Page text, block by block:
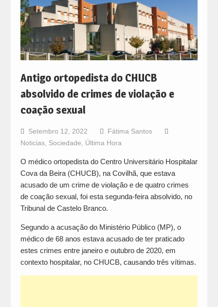
Antigo ortopedista do CHUCB
absolvido de crimes de violação e
coação sexual
Setembro 12, 2022
Fátima Santos
Noticias, Sociedade Última Hora
O médico ortopedista do Centro Universitário Hospitalar
Cova da Beira (CHUCB), na Covilhã, que estava
acusado de um crime de violação e de quatro crimes
de coação sexual, foi esta segunda-feira absolvido, no
Tribunal de Castelo Branco.
Segundo a acusação do Ministério Público (MP), o
médico de 68 anos estava acusado de ter praticado
estes crimes entre janeiro e outubro de 2020, em
contexto hospitalar, no CHUCB, causando três vítimas.